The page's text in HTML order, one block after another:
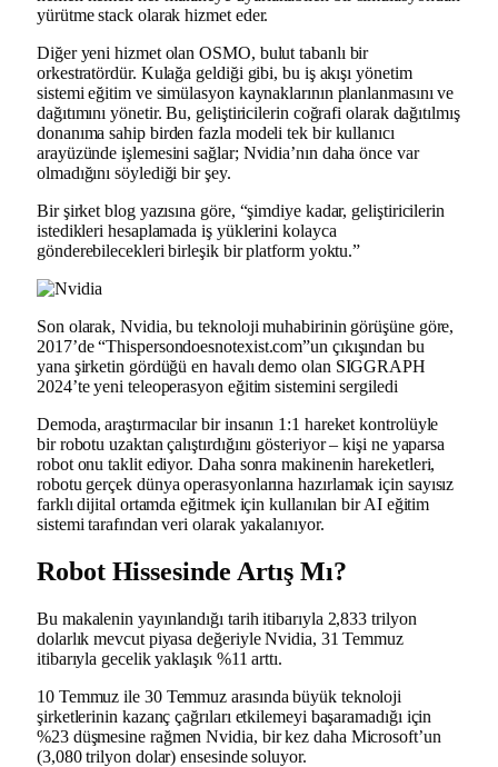
yürütme stack olarak hizmet eder.
Diğer yeni hizmet olan OSMO, bulut tabanlı bir
orkestratördür. Kulağa geldiği gibi, bu iş akışı yönetim
sistemi eğitim ve simülasyon kaynaklarının planlanmasını ve
dağıtımını yönetir. Bu, geliştiricilerin coğrafi olarak dağıtılmış
donanıma sahip birden fazla modeli tek bir kullanıcı
arayüzünde işlemesini sağlar; Nvidia’nın daha önce var
olmadığını söylediği bir şey.
Bir şirket blog yazısına göre, “şimdiye kadar, geliştiricilerin
istedikleri hesaplamada iş yüklerini kolayca
gönderebilecekleri birleşik bir platform yoktu.”
Son olarak, Nvidia, bu teknoloji muhabirinin görüşüne göre,
2017’de “Thispersondoesnotexist.com”un çıkışından bu
yana şirketin gördüğü en havalı demo olan SIGGRAPH
2024’te yeni teleoperasyon eğitim sistemini sergiledi
Demoda, araştırmacılar bir insanın 1:1 hareket kontrolüyle
bir robotu uzaktan çalıştırdığını gösteriyor – kişi ne yaparsa
robot onu taklit ediyor. Daha sonra makinenin hareketleri,
robotu gerçek dünya operasyonlarına hazırlamak için sayısız
farklı dijital ortamda eğitmek için kullanılan bir AI eğitim
sistemi tarafından veri olarak yakalanıyor.
Robot Hissesinde Artış Mı?
Bu makalenin yayınlandığı tarih itibarıyla 2,833 trilyon
dolarlık mevcut piyasa değeriyle Nvidia, 31 Temmuz
itibarıyla gecelik yaklaşık %11 arttı.
10 Temmuz ile 30 Temmuz arasında büyük teknoloji
şirketlerinin kazanç çağrıları etkilemeyi başaramadığı için
%23 düşmesine rağmen Nvidia, bir kez daha Microsoft’un
(3,080 trilyon dolar) ensesinde soluyor.